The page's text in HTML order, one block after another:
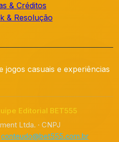
& Créditos
& Resolução
jogos casuais e experiências
Editorial BET555
Ltda. · CNPJ
conteudo@bet555.com.br